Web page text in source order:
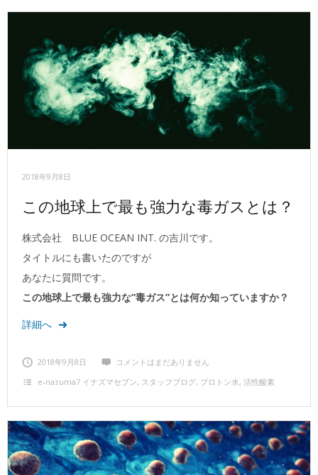
2018年9月8日
この地球上で最も強力な毒ガスとは？
株式会社 BLUE OCEAN INT. の吉川です。
タイトルにも書いたのですが
あなたに質問です。
この地球上で最も強力な”毒ガス”とは何か知っていますか？
詳細へ
2018年9月8日
コメントはまだありません
e‐nazuma7 イナズマセブン, スタッフブログ, プロトン水, 活性酸素